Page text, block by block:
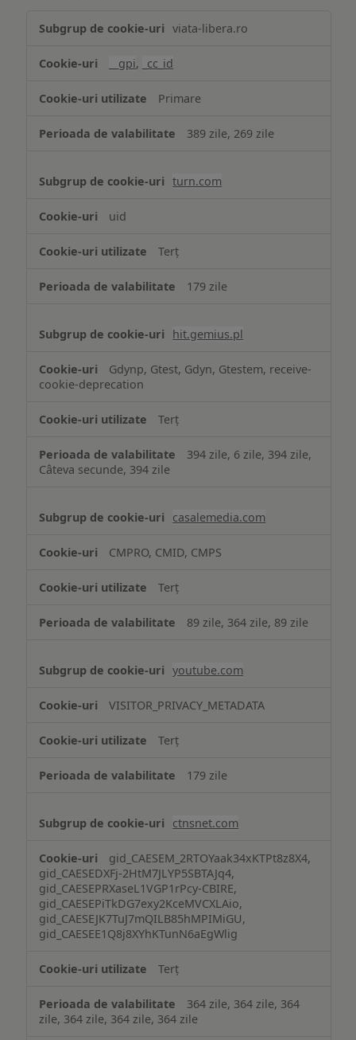
țintită
viata-libera.ro
__gpi, _cc_id
Primare
389 zile, 269 zile
turn.com
uid
Terț
179 zile
hit.gemius.pl
Gdynp, Gtest, Gdyn, Gtestem, receive-
cookie-deprecation
Terț
394 zile, 6 zile, 394 zile,
Câteva secunde, 394 zile
casalemedia.com
CMPRO, CMID, CMPS
Terț
89 zile, 364 zile, 89 zile
youtube.com
VISITOR_PRIVACY_METADATA
Terț
179 zile
ctnsnet.com
gid_CAESEM_2RTOYaak34xKTPt8z8X4,
gid_CAESEDXFj-2HtM7JLYP5SBTAJq4,
gid_CAESEPRXaseL1VGP1rPcy-CBIRE,
gid_CAESEPiTkDG7exy2KceMVCXLAio,
gid_CAESEJK7TuJ7mQILB85hMPIMiGU,
gid_CAESEE1Q8j8XYhKTunN6aEgWlig
Terț
364 zile, 364 zile, 364
zile, 364 zile, 364 zile, 364 zile